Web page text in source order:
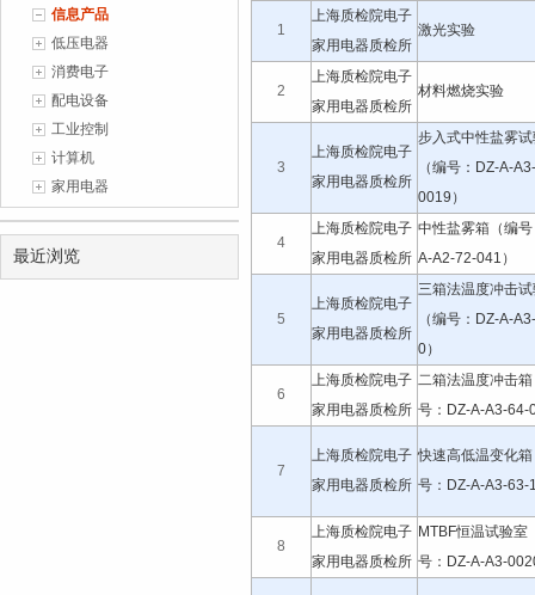
(2026-07-06)
信息产品
低压电器
消费电子
配电设备
工业控制
计算机
家用电器
最近浏览
1
上海质检院电子
家用电器质检所
激光实验
2
上海质检院电子
家用电器质检所
材料燃烧实验
3
上海质检院电子
家用电器质检所
步入式中性盐雾
（编号：DZ-A-A3-
0019）
4
上海质检院电子
家用电器质检所
中性盐雾箱（编
A-A2-72-041）
5
上海质检院电子
家用电器质检所
三箱法温度冲击
（编号：DZ-A-
0）
6
上海质检院电子
家用电器质检所
二箱法温度冲击
号：DZ-A-A3-64-
7
上海质检院电子
家用电器质检所
快速高低温变化
号：DZ-A-A3-63-
8
上海质检院电子
家用电器质检所
MTBF恒温试验室
号：DZ-A-A3-